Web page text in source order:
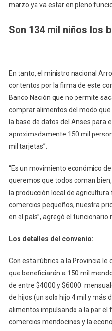
marzo ya va estar en pleno
Son 134 mil niños los
En tanto, el ministro nacional
contentos por la firma de este
Banco Nación que no permite
comprar alimentos del modo
la base de datos del Anses para
aproximadamente 150 mil
mil tarjetas”.
“Es un movimiento económico
queremos que todos coman
la producción local de
comercios pequeños, nuestra
en el país”, agregó el funcionario
Los detalles del convenio:
Con esta rúbrica a la Provincia
que beneficiarán a 150 mil
de entre $4000 y $6000
de hijos (un solo hijo 4 mil y más
alimentos impulsando a la par el
comercios mendocinos y la